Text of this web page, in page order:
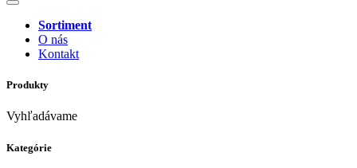
Sortiment
O nás
Kontakt
Produkty
Vyhľadávame
Kategórie